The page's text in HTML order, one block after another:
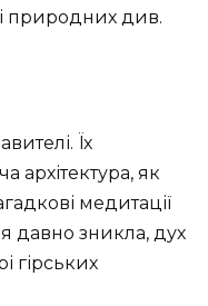
і природних див.
Їх
архітектура, як
медитації
давно зникла, дух
гірських